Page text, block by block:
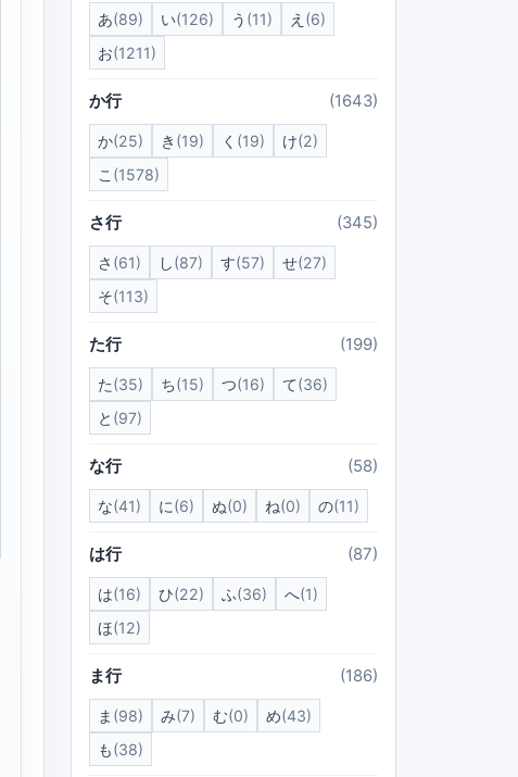
あ(89) い(126) う (11) え (6)
お(1211)
か行 (1643)
か(25) き (19) く (19) け(2)
こ (1578)
さ行 (345)
さ (61) し(87) す(57) せ(27)
そ(113)
た行 (199)
た(35) ち(15) つ(16) て(36)
と (97)
な行 (58)
な(41) に(6) ぬ(0) ね(0) の(11)
は行 (87)
は(16) ひ(22) ふ(36) へ(1)
ほ(12)
ま行 (186)
ま (98) み(7) む(0) め(43)
も(38)